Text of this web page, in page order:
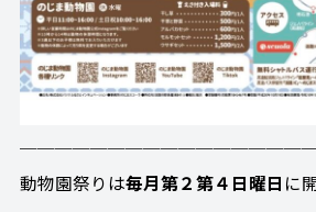
動物園祭りは毎月第２第４日曜日 に